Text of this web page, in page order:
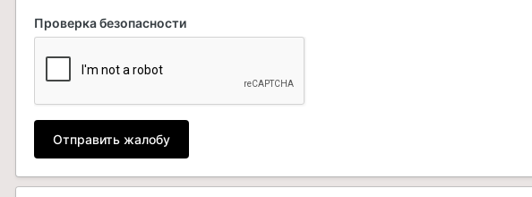
Проверка безопасности
Отправить жалобу